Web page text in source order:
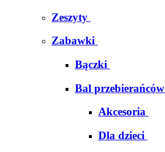
Zeszyty
Zabawki
Bączki
Bal przebierańców
Akcesoria
Dla dzieci